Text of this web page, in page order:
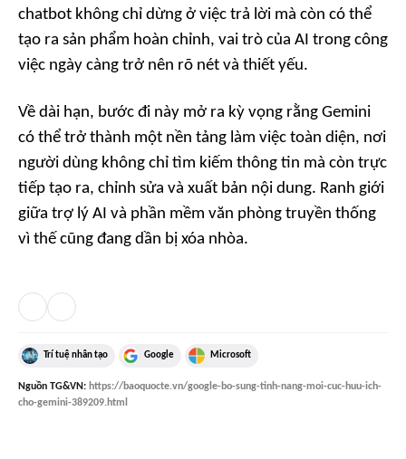
chatbot không chỉ dừng ở việc trả lời mà còn có thể
tạo ra sản phẩm hoàn chỉnh, vai trò của AI trong công
việc ngày càng trở nên rõ nét và thiết yếu.
Về dài hạn, bước đi này mở ra kỳ vọng rằng Gemini
có thể trở thành một nền tảng làm việc toàn diện, nơi
người dùng không chỉ tìm kiếm thông tin mà còn trực
tiếp tạo ra, chỉnh sửa và xuất bản nội dung. Ranh giới
giữa trợ lý AI và phần mềm văn phòng truyền thống
vì thế cũng đang dần bị xóa nhòa.
Trí tuệ nhân tạo Google Microsoft
Nguồn TG&VN: https://baoquocte.vn/google-bo-sung-tinh-nang-moi-cuc-huu-ich-
cho-gemini-389209.html